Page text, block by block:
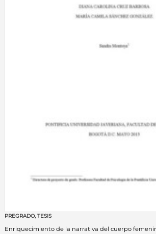
PREGRADO, TESIS
Enriquecimiento de la narrativa del cuerpo